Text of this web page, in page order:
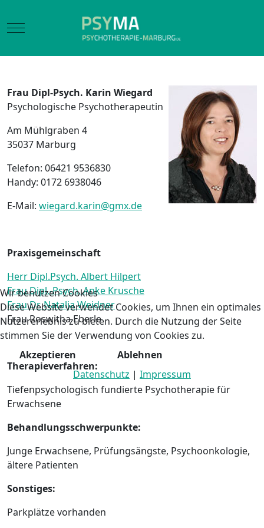
Mobile Menu Toggle
Frau Dipl-Psych. Karin Wiegard
Psychologische Psychotherapeutin
Am Mühlgraben 4
35037 Marburg
Telefon: 06421 9536830
Handy: 0172 6938046
E-Mail: wiegard.karin@gmx.de
Praxisgemeinschaft
Herr Dipl.Psych. Albert Hilpert
Frau Dipl.-Psych. Anke Krusche
Frau Dr. Natalja Weidner
Frau Roswitha Eberle
Therapieverfahren:
Tiefenpsychologisch fundierte Psychotherapie für
Erwachsene
Behandlungsschwerpunkte:
Junge Erwachsene, Prüfungsängste, Psychoonkologie,
ältere Patienten
Sonstiges:
Parkplätze vorhanden
Wir benutzen Cookies
Diese Website verwendet Cookies, um Ihnen ein optimales
Nutzererlebnis zu bieten. Durch die Nutzung der Seite
stimmen Sie der Verwendung von Cookies zu.
Akzeptieren
Ablehnen
Datenschutz | Impressum